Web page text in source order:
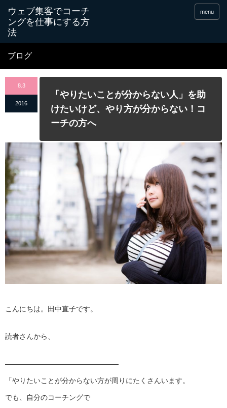
menu
ブログ
8.3
2016
「やりたいことが分からない人」を助
けたいけど、やり方が分からない！コ
ーチの方へ
こんにちは。田中直子です。
読者さんから、
————————————————
「やりたいことが分からない方が周りにたくさんいます。
でも、自分のコーチングで